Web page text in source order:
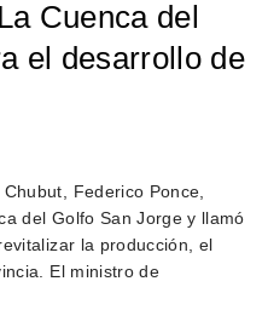
Cuenca del
el desarrollo de
Federico Ponce,
del Golfo San Jorge y llamó
la producción, el
El ministro de